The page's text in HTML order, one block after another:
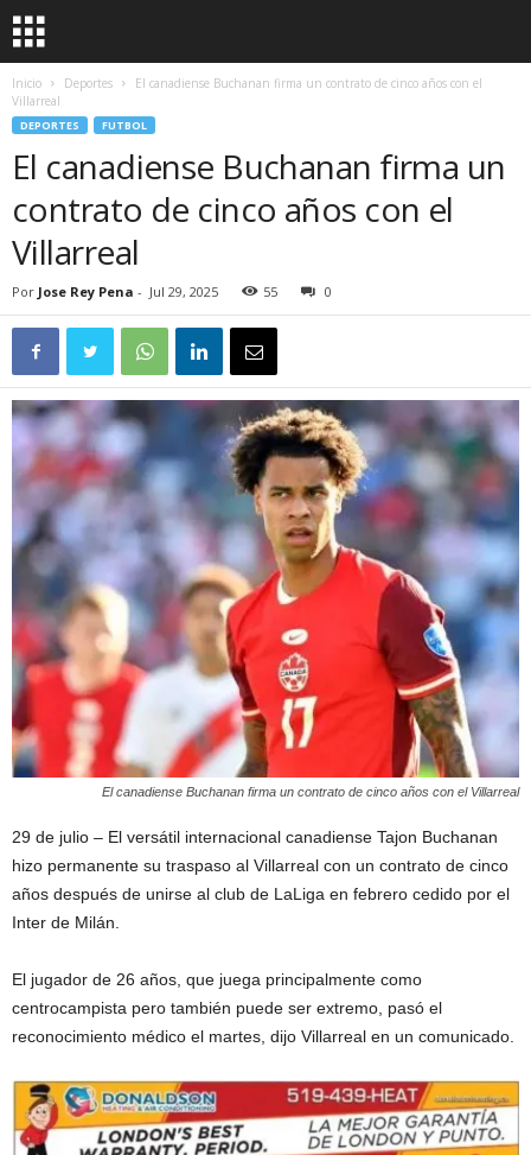
Inicio Deportes
El canadiense Buchanan firma un contrato de cinco años con el
Villarreal
DEPORTES FUTBOL
El canadiense Buchanan firma un
contrato de cinco años con el
Villarreal
Por Jose Rey Pena - Jul 29, 2025 55 0
El canadiense Buchanan firma un contrato de cinco años con el Villarreal
29 de julio – El versátil internacional canadiense Tajon Buchanan
hizo permanente su traspaso al Villarreal con un contrato de cinco
años después de unirse al club de LaLiga en febrero cedido por el
Inter de Milán.
El jugador de 26 años, que juega principalmente como
centrocampista pero también puede ser extremo, pasó el
reconocimiento médico el martes, dijo Villarreal en un comunicado.